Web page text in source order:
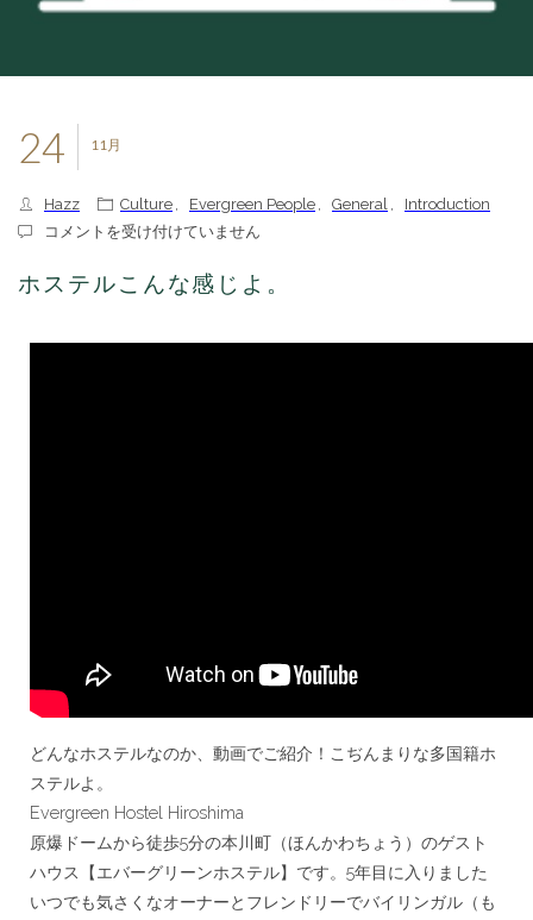
11月
24
Hazz Culture , Evergreen People , General ,
Introduction
ホ
テ
ル
コメントを受け付けていません
ホステルこんな感じよ。
どんなホステルなのか、動画でご紹介！こぢんまりな多国籍ホ
ステルよ。
Evergreen Hostel Hiroshima
原爆ドームから徒歩5分の本川町（ほんかわちょう）のゲスト
ハウス【エバーグリーンホステル】です。5年目に入りました
いつでも気さくなオーナーとフレンドリーでバイリンガル（も